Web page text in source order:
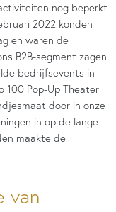
nog beperkt
2022 konden
en waren de
B2B-segment zagen
bedrijfsevents in
100 Pop-Up Theater
door in onze
in op de lange
maakte de
van